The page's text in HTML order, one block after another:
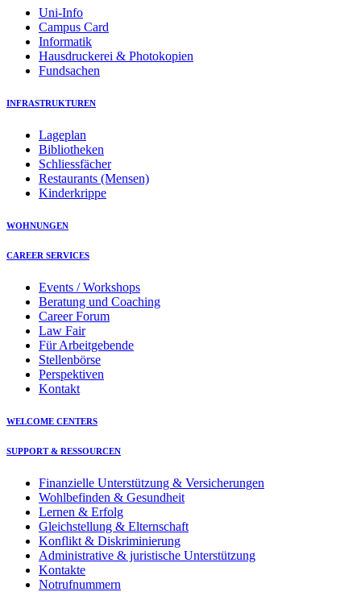
Uni-Info
Campus Card
Informatik
Hausdruckerei & Photokopien
Fundsachen
INFRASTRUKTUREN
Lageplan
Bibliotheken
Schliessfächer
Restaurants (Mensen)
Kinderkrippe
WOHNUNGEN
CAREER SERVICES
Events / Workshops
Beratung und Coaching
Career Forum
Law Fair
Für Arbeitgebende
Stellenbörse
Perspektiven
Kontakt
WELCOME CENTERS
SUPPORT & RESSOURCEN
Finanzielle Unterstützung & Versicherungen
Wohlbefinden & Gesundheit
Lernen & Erfolg
Gleichstellung & Elternschaft
Konflikt & Diskriminierung
Administrative & juristische Unterstützung
Kontakte
Notrufnummern